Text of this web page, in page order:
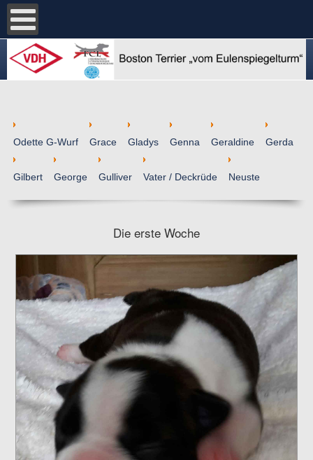
Odette G-Wurf Grace Gladys Genna Geraldine Gerda
Gilbert George Gulliver Vater / Deckrüde Neuste
Die erste Woche